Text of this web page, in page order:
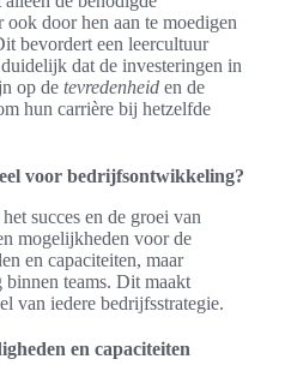
ook door hen aan te moedigen
bevordert een leercultuur
dat de investeringen in
op de tevredenheid en de
hun carrière bij hetzelfde
voor bedrijfsontwikkeling?
succes en de groei van
mogelijkheden voor de
en capaciteiten, maar
teams. Dit maakt
van iedere bedrijfsstrategie.
en capaciteiten